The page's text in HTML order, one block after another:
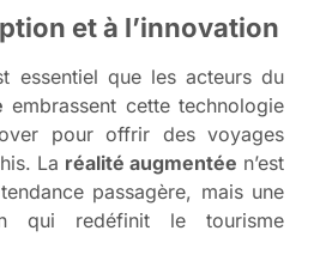
et à l’innovation
essentiel que les acteurs du
embrassent cette technologie
pour offrir des voyages
La réalité augmentée n’est
passagère, mais une
qui redéfinit le tourisme